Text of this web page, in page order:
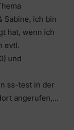
Sabine, ich bin
hat, wenn ich
evtl.
und
ss-test in der
angerufen,…